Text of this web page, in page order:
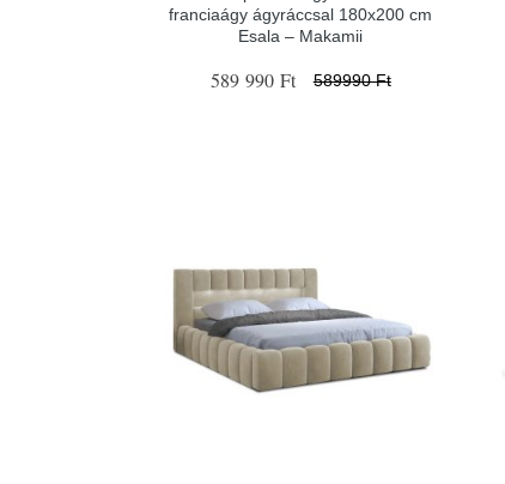
franciaágy ágyráccsal 180x200 cm
Esala – Makamii
589 990 Ft 589990 Ft